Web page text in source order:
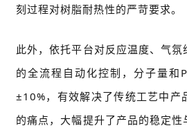
刻过程对树脂耐热性的严苛要求。
此外，依托平台对反应温度、气
的全流程自动化控制，分子量和
±10%，有效解决了传统工艺中产
的痛点，大幅提升了产品的稳定